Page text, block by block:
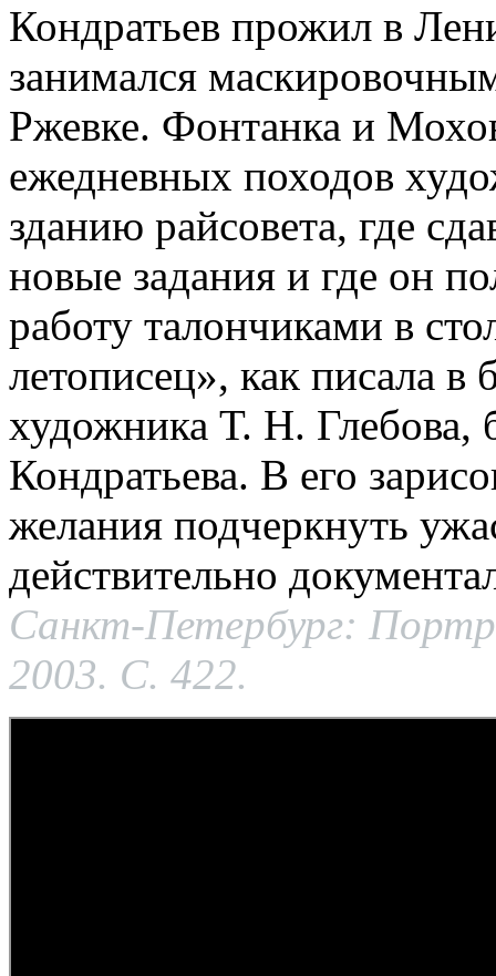
Кондратьев прожил в
занимался
Ржевке. Фонтанка и
ежедневных походов
зданию райсовета, где
новые задания и где он
работу талончиками в
летописец», как писала в
художника Т. Н. Глебова,
Кондратьева. В его
желания подчеркнуть
действительно
Санкт-Петербург:
2003. С. 422.